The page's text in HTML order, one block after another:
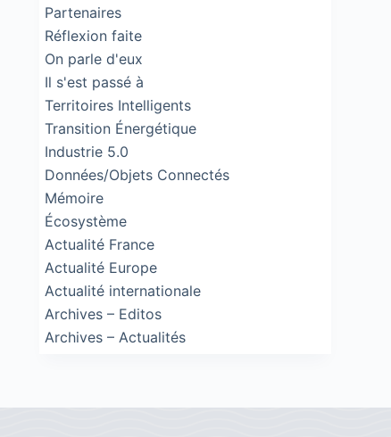
Partenaires
Réflexion faite
On parle d'eux
Il s'est passé à
Territoires Intelligents
Transition Énergétique
Industrie 5.0
Données/Objets Connectés
Mémoire
Écosystème
Actualité France
Actualité Europe
Actualité internationale
Archives – Editos
Archives – Actualités